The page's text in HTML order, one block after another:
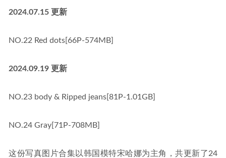
2024.07.15 更新
NO.22 Red dots[66P-574MB]
2024.09.19 更新
NO.23 body & Ripped jeans[81P-1.01GB]
NO.24 Gray[71P-708MB]
这份写真图片合集以韩国模特宋哈娜为主角，共更新了24